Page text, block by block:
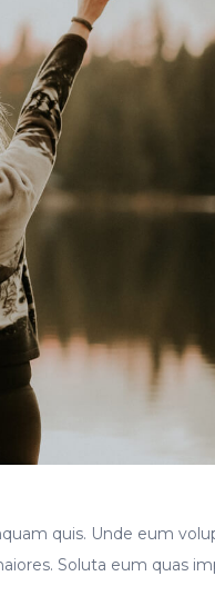
quis. Unde eum
Soluta eum quas